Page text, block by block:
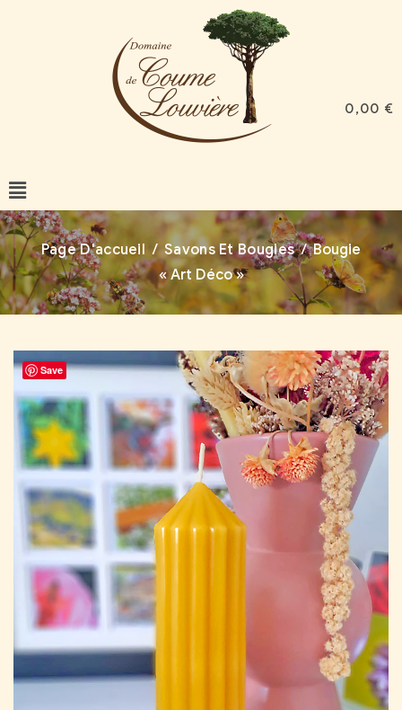
0,00 €
Page D'accueil / Savons Et Bougies / Bougie
« Art Déco »
Save